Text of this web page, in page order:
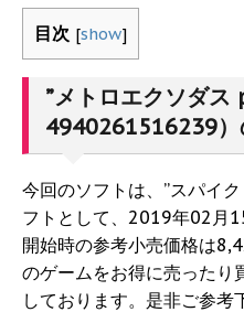
目次 [show]
”メトロエクソダス
4940261516239）
今回のソフトは、”スパイ
フトとして、2019年02月
開始時の参考小売価格は
のゲームをお得に売ったり
しております。是非ご参考